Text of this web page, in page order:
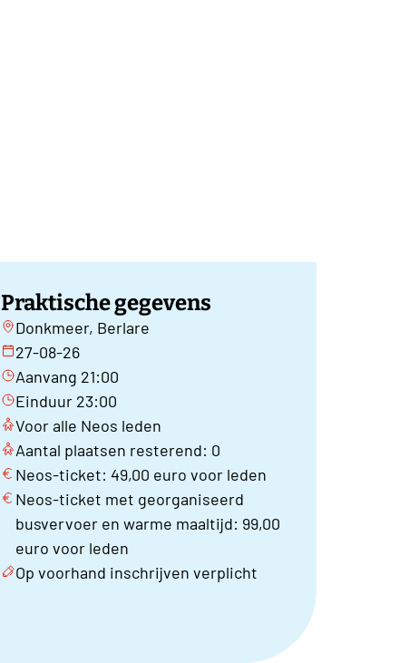
Praktische gegevens
Donkmeer, Berlare
27-08-26
Aanvang 21:00
Einduur 23:00
Voor alle Neos leden
Aantal plaatsen resterend: 0
Neos-ticket: 49,00 euro voor leden
Neos-ticket met georganiseerd
busvervoer en warme maaltijd: 99,00
euro voor leden
Op voorhand inschrijven verplicht